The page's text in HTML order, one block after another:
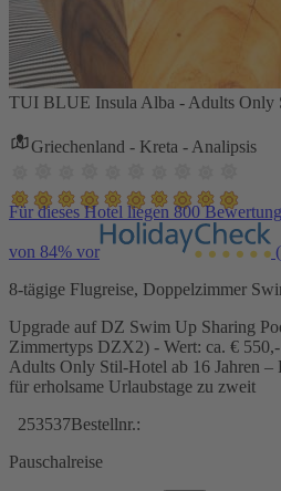
TUI BLUE Insula Alba - Adults Only
Griechenland - Kreta - Analipsis
Für dieses Hotel liegen 800
von 84% vor
8-tägige Flugreise, Doppelzimmer
Upgrade auf DZ Swim Up Sharing
Zimmertyps DZX2) - Wert: ca. €
Adults Only Stil-Hotel ab 16 Jahren –
für erholsame Urlaubstage zu zweit
253537Bestellnr.:
Pauschalreise